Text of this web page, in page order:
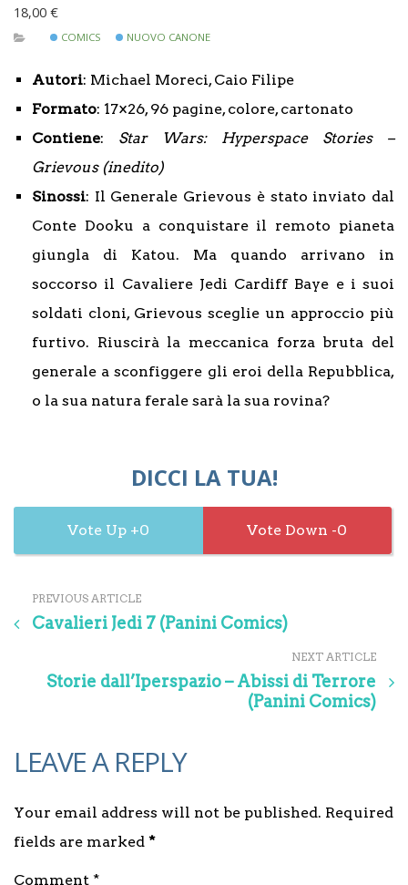
18,00 €
COMICS NUOVO CANONE
Autori: Michael Moreci, Caio Filipe
Formato: 17×26, 96 pagine, colore, cartonato
Contiene: Star Wars: Hyperspace Stories –
Grievous (inedito)
Sinossi: Il Generale Grievous è stato inviato dal
Conte Dooku a conquistare il remoto pianeta
giungla di Katou. Ma quando arrivano in
soccorso il Cavaliere Jedi Cardiff Baye e i suoi
soldati cloni, Grievous sceglie un approccio più
furtivo. Riuscirà la meccanica forza bruta del
generale a sconfiggere gli eroi della Repubblica,
o la sua natura ferale sarà la sua rovina?
DICCI LA TUA!
0 0
PREVIOUS ARTICLE
Cavalieri Jedi 7 (Panini Comics)
NEXT ARTICLE
Storie dall’Iperspazio – Abissi di Terrore
(Panini Comics)
LEAVE A REPLY
Your email address will not be published. Required
fields are marked *
Comment *